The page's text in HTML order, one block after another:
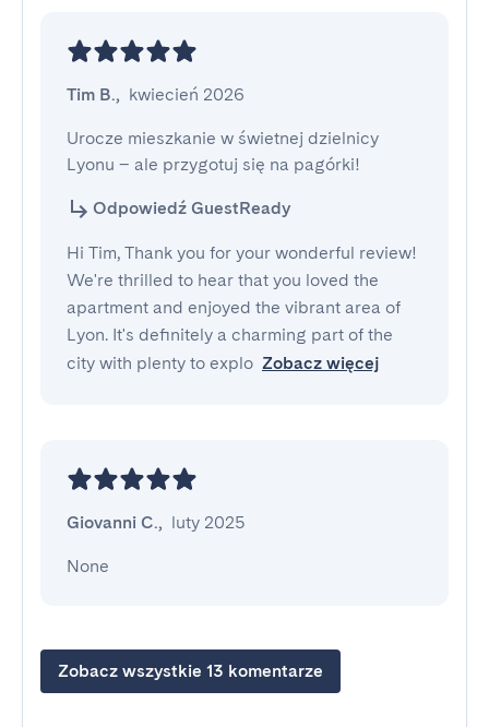
Tim B., kwiecień 2026
Urocze mieszkanie w świetnej dzielnicy
Lyonu – ale przygotuj się na pagórki!
Odpowiedź GuestReady
Hi Tim, Thank you for your wonderful review!
We're thrilled to hear that you loved the
apartment and enjoyed the vibrant area of
Lyon. It's definitely a charming part of the
city with plenty to explo Zobacz więcej
Giovanni C., luty 2025
None
Zobacz wszystkie 13 komentarze